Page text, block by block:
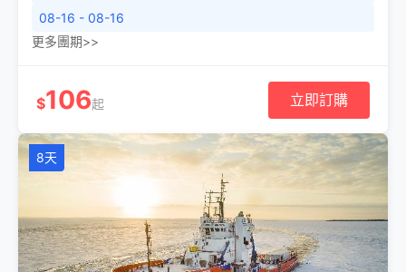
08-16 - 08-16
更多團期>>
$106起 立即訂購
8天